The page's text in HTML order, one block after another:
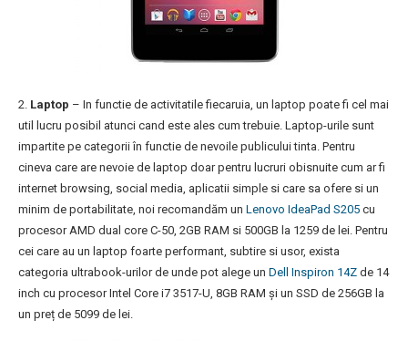
2. Laptop – In functie de activitatile fiecaruia, un laptop poate fi cel mai
util lucru posibil atunci cand este ales cum trebuie. Laptop-urile sunt
impartite pe categorii în functie de nevoile publicului tinta. Pentru
cineva care are nevoie de laptop doar pentru lucruri obisnuite cum ar fi
internet browsing, social media, aplicatii simple si care sa ofere si un
minim de portabilitate, noi recomandăm un Lenovo IdeaPad S205 cu
procesor AMD dual core C-50, 2GB RAM si 500GB la 1259 de lei. Pentru
cei care au un laptop foarte performant, subtire si usor, exista
categoria ultrabook-urilor de unde pot alege un Dell Inspiron 14Z de 14
inch cu procesor Intel Core i7 3517-U, 8GB RAM și un SSD de 256GB la
un preț de 5099 de lei.